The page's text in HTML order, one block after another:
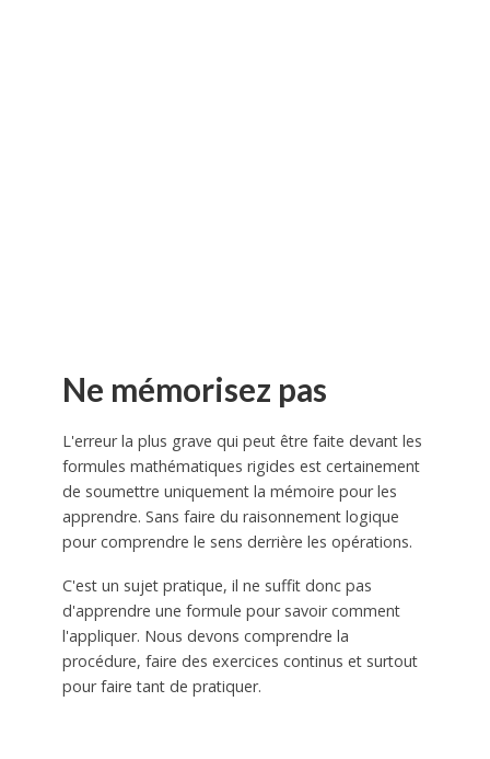
Ne mémorisez pas
L'erreur la plus grave qui peut être faite devant les
formules mathématiques rigides est certainement
de soumettre uniquement la mémoire pour les
apprendre. Sans faire du raisonnement logique
pour comprendre le sens derrière les opérations.
C'est un sujet pratique, il ne suffit donc pas
d'apprendre une formule pour savoir comment
l'appliquer. Nous devons comprendre la
procédure, faire des exercices continus et surtout
pour faire tant de pratiquer.